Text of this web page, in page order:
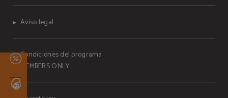
Aviso legal
Condiciones del programa
MEMBERS ONLY